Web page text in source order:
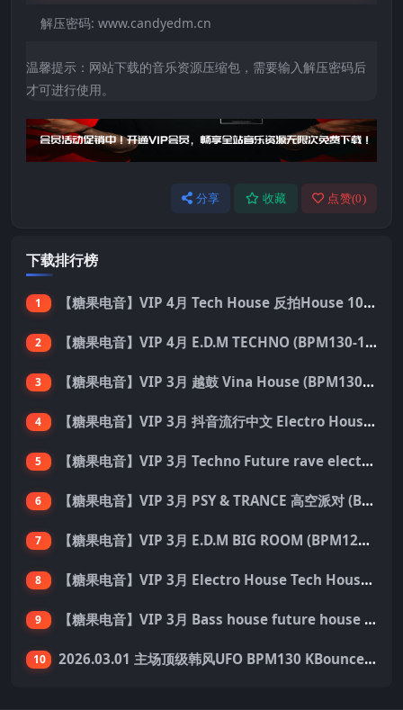
解压密码: www.candyedm.cn
温馨提示：网站下载的音乐资源压缩包，需要输入解压密码后
才可进行使用。
分享 收藏 点赞(0)
下载排行榜
1 【糖果电音】VIP 4月 Tech House 反拍House 100首 Pack
2 【糖果电音】VIP 4月 E.D.M TECHNO (BPM130-150) 国内外优秀制作人ID 137首 Pack
3 【糖果电音】VIP 3月 越鼓 Vina House (BPM130-140) 33首 Pack
4 【糖果电音】VIP 3月 抖音流行中文 Electro House 227首 Pack
5 【糖果电音】VIP 3月 Techno Future rave electro hard dance 136首 Pack
6 【糖果电音】VIP 3月 PSY & TRANCE 高空派对 (BPM138-150) 55首 Pack
7 【糖果电音】VIP 3月 E.D.M BIG ROOM (BPM128-140) 外网资源 149首 Pack
8 【糖果电音】VIP 3月 Electro House Tech House 200首 Pack
9 【糖果电音】VIP 3月 Bass house future house Tech house 155首 Pack
10 2026.03.01 主场顶级韩风UFO BPM130 KBounce&Techno&House心动派对思路（附点位图）